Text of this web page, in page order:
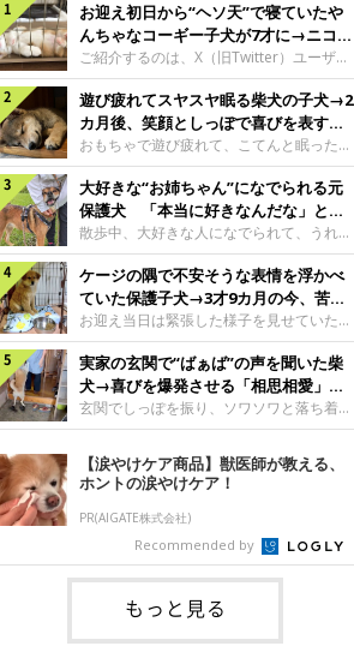
お迎え初日から“ヘソ天”で寝ていたや
んちゃなコーギー子犬が7才に→ニコニ
コ“コーギースマイル”が魅力のコに成
長！
ご紹介するのは、X（旧Twitter）ユーザー
＠Kus1oKg2vsgdWS2さんの愛犬でウェル
シュ・コーギー・ペンブロークの神楽ちゃ
ん。今年の8月で7才になるという神楽ちゃ
んですが、いったいどんな子犬時代を過ご
したのでしょうか。今回は、神楽ちゃんの
成長を飼い主さんと振り返ります！神楽ち
ゃんの成長について聞いた！お迎えから数
日後の神楽ちゃん（撮影時生後2カ月）＠
Kus1oKg2vsgdWS2――お迎え当初の神楽
ちゃんの様子について教えてください。飼
い主さん： 「お迎え当日から“ヘソ天”で寝
るようなコでし
遊び疲れてスヤスヤ眠る柴犬の子犬→2
カ月後、笑顔としっぽで喜びを表すコ
に成長！
おもちゃで遊び疲れて、こてんと眠った子
犬。あれから2カ月、表情や行動にさまざ
まな変化が見られるようになりました。遊
び疲れて眠る生後2カ月のなっちゃん遊び
疲れた様子のなっちゃん。@Pkndg_紹介
するのは、X（旧Twitter）ユーザー
@Pkndg_さんの愛犬・なっちゃん（取材
時、生後4カ月／柴犬）。こちらの写真
は、なっちゃんが生後2カ月のころに撮影
された一枚です。この日、なっちゃんは家
族と一緒におもちゃで遊んでいました。た
くさん遊んで疲れたのか、その後は眠り始
めたそうです。眠るなっちゃん。
@Pkndg_
大好きな“お姉ちゃん”になでられる元
保護犬 「本当に好きなんだな」と感
じる表情にほっこり
散歩中、大好きな人になでられて、うれし
そうな表情を見せる元保護犬。甘えるよう
な姿に、見ているこちらまでほっこりしま
す。大好きな“お姉ちゃん”に甘える小次郎
くん妹さんになでてもらい、うれしそうな
表情を見せる小次郎くん（2026年6月撮
影）。@mika_Jimmy紹介するのは、X（旧
Twitter）ユーザー@mika_Jimmyさんの愛
犬・小次郎くん（撮影時5才）。こちら
は、飼い主さんの妹さんと一緒に散歩をし
日、飼い主さんは実家から自宅へ帰る途
中、妹さんと公園で待ち合わせ
ケージの隅で不安そうな表情を浮かべ
ていた保護子犬→3才9カ月の今、苦手
を克服し頼もしいコに成長！
お迎え当日は緊張した様子を見せていた元
野犬の保護子犬。あれから約3年半、苦手
だったことを一つひとつ克服し、家族に寄
り添う姿を見せています。お迎え当日、ケ
ージの隅で不安そうにお迎え当日のシルビ
アちゃん。@nemonemotos今回紹介する
のは、X（旧Twitter）ユーザー
@nemonemotosさんの愛犬・シルビアち
ゃん（撮影当時、生後推定2カ月）。飼い
主さんが「#最初に撮った一枚」として投
稿した写真には、ケージの隅で不安そうな
表情を浮かべるシルビアちゃんの姿が写っ
ていました。こちらは、保護犬だったシル
実家の玄関で“ばぁば”の声を聞いた柴
犬→喜びを爆発させる「相思相愛」な
光景にほっこり
玄関でしっぽを振り、ソワソワと落ち着か
ない様子の柴犬。その先には、大好きな人
との再会が待っていました。玄関でソワソ
ワする福丸くんソワソワした様子を見せる
福丸くん。@totomo_fukumaru紹介する
のは、X（旧Twitter）ユーザー
@totomo_fukumaruさんが投稿していた
動画。玄関でしっぽを振っているのは、愛
犬・福丸くん（撮影時11才／柴犬）です。
何やらソワソワしている様子が印象的です
が、それにはほっこりする理由がありまし
た。 玄関で聞こえた、うれしい声ばぁば
【涙やけケア商品】獣医師が教える、
ホントの涙やけケア！
PR(AIGATE株式会社)
Recommended by
もっと見る